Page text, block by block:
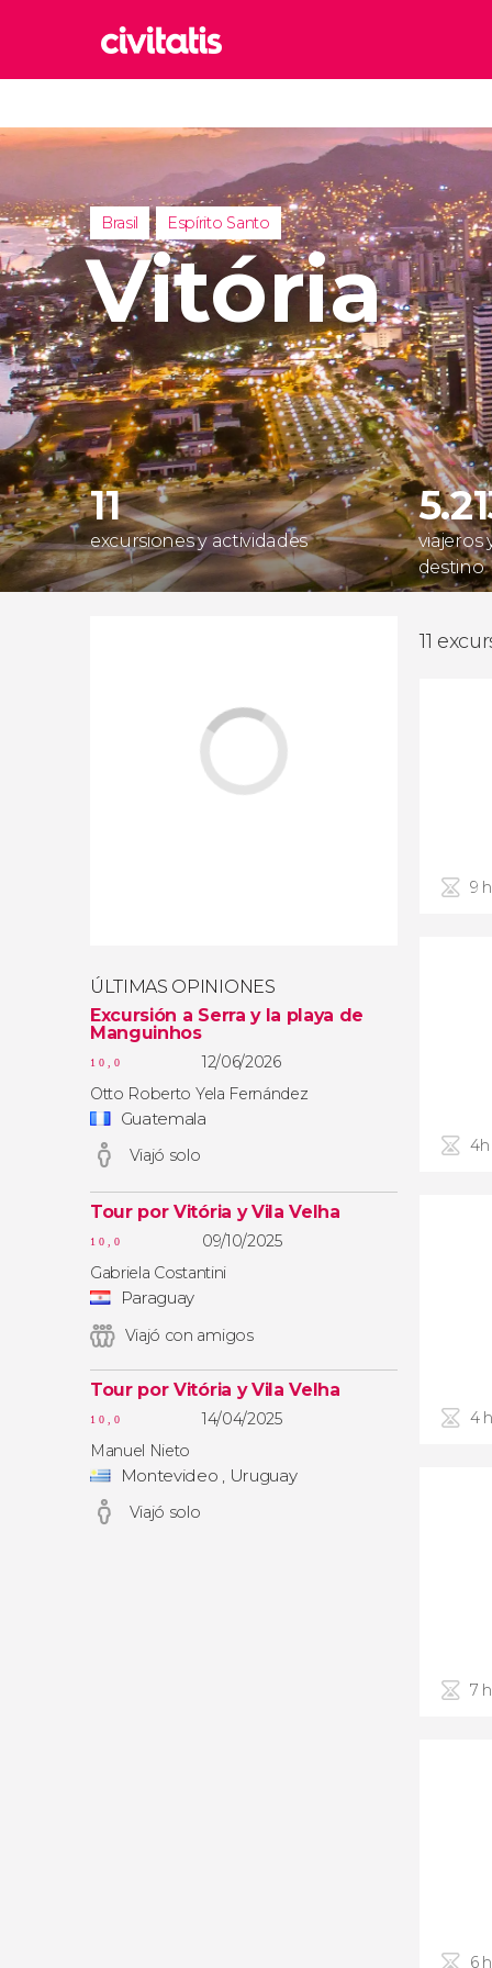
Italia
Reino
Reino
Turquía
Brasil Espírito Santo
Vitória
11
excursiones y actividades
viajeros
destino
ÚLTIMAS OPINIONES
Excursión a Serra y la playa de
Manguinhos
10,0
12/06/2026
Otto Roberto Yela Fernández
Guatemala
Viajó solo
Tour por Vitória y Vila Velha
10,0
09/10/2025
Gabriela Costantini
Paraguay
Viajó con amigos
Tour por Vitória y Vila Velha
10,0
14/04/2025
Manuel Nieto
Montevideo , Uruguay
Viajó solo
11
9
4
7
6